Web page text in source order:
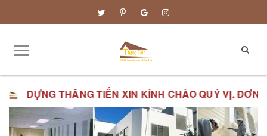
XIN KÍNH CHÀO QUÝ VỊ.ĐƠN GIÁ XÂY DỰNG PHẦN